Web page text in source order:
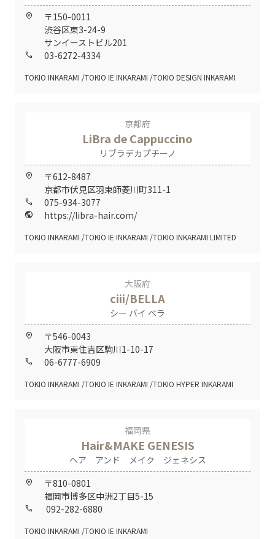
home_pin
〒150-0011
渋谷区東3-24-9
サンイーストビル201
call 03-6272-4334
TOKIO INKARAMI TOKIO IE INKARAMI TOKIO DESIGN INKARAMI
京都府
LiBra de Cappuccino
リブラデカプチーノ
home_pin
〒612-8487
京都市伏見区羽束師菱川町311-1
call 075-934-3077
public https://libra-hair.com/
TOKIO INKARAMI TOKIO IE INKARAMI TOKIO INKARAMI LIMITED
大阪府
ciii/BELLA
シー バイ ベラ
home_pin
〒546-0043
大阪市東住吉区駒川1-10-17
call 06-6777-6909
TOKIO INKARAMI TOKIO IE INKARAMI TOKIO HYPER INKARAMI
福岡県
Hair&MAKE GENESIS
ヘア アンド メイク ジェネシス
home_pin
〒810-0801
福岡市博多区中洲2丁目5-15
call 092-282-6880
TOKIO INKARAMI TOKIO IE INKARAMI